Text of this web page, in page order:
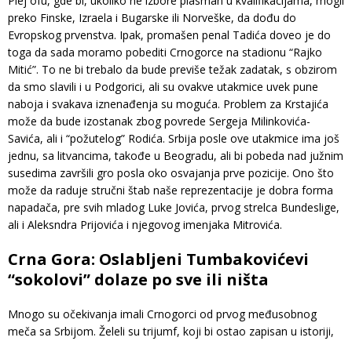
preko Finske, Izraela i Bugarske ili Norveške, da dođu do
Evropskog prvenstva. Ipak, promašen penal Tadića doveo je do
toga da sada moramo pobediti Crnogorce na stadionu “Rajko
Mitić”. To ne bi trebalo da bude previše težak zadatak, s obzirom
da smo slavili i u Podgorici, ali su ovakve utakmice uvek pune
naboja i svakava iznenađenja su moguća. Problem za Krstajića
može da bude izostanak zbog povrede Sergeja Milinkovića-
Savića, ali i “požutelog” Rodića. Srbija posle ove utakmice ima još
jednu, sa litvancima, takođe u Beogradu, ali bi pobeda nad južnim
susedima završili gro posla oko osvajanja prve pozicije. Ono što
može da raduje stručni štab naše reprezentacije je dobra forma
napadača, pre svih mladog Luke Jovića, prvog strelca Bundeslige,
ali i Aleksndra Prijovića i njegovog imenjaka Mitrovića.
Crna Gora: Oslabljeni Tumbakovićevi
“sokolovi” dolaze po sve ili ništa
Mnogo su očekivanja imali Crnogorci od prvog međusobnog
meča sa Srbijom. Želeli su trijumf, koji bi ostao zapisan u istoriji,